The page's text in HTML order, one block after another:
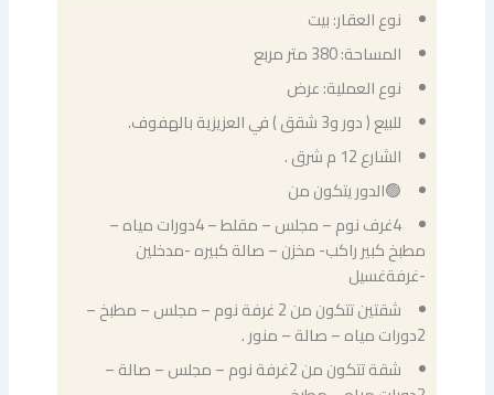
نوع العقار: بيت
المساحة: 380 متر مربع
نوع العملية: عرض
للبيع ( دور و3 شقق ) في العزيزية بالهفوف.
الشارع 12 م شرق .
🟢الدور يتكون من
4غرف نوم – مجلس – مقلط – 4دورات مياه –
مطبخ كبير راكب- مخزن – صالة كبيره -مدخلين
-غرفةغسيل
شقتين تتكون من 2 غرفة نوم – مجلس – مطبخ –
2دورات مياه – صالة – منور .
شقة تتكون من 2غرفة نوم – مجلس – صالة –